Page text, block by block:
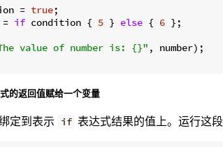
= true;
= if condition { 5 } else { 6 };
value of number is: {}" , number);
的返回值赋给一个变量
定到表示 if 表达式结果的值上。运行这